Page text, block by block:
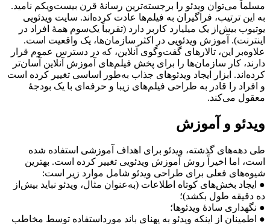
مسلماً می‌توان ویدئو را برجسته‌ترین رسانۀ قرن بیست‌ویکم نامید.
به ‌این ‌ترتیب، فراگیران به فیلم‌ها عادت کرده‌اند. سایت ویدئویی
یوتیوب بیش‌از یک میلیارد کاربر دارد (تقریباً یک‌سوم همۀ افراد در
اینترنت). آموزش ویدئویی در اکثر سازمان‌ها، یک واقعیت است.
علاوه‌بر این، تالار‌‌‌های گفت‌وگوی آنلاین، که در دسترس عموم قرار
دارند، کار سازمان‌ها را برای پخش فیلم‌های آموزش آنلاین آسان‌تر
کرده‌اند. ابزار ایجاد ویدئوهای جذاب به‌طور اساسی تغییر کرده است
و افراد را قادر به طراحی فیلم‌های زیبا و حرفه‌ای با یک بودجۀ
معقول می‌کند.
ویدئو و آموزش
طی دهه‌‌‌های گذشته، ویدئو برای اهداف آموزشی استفاده ‌شده
است، اما اخیراً روش آموزش ویدئویی تغییر کرده است. بهترین
شیوه‌های فعلی برای طراحی ویدئو شامل موارد زیر است:
● ایجاد بخش‌های کوتاه اطلاعات (به‌عنوان ‌مثال، ویدئو نباید بیش‌از
ده دقیقه طول بکشد)؛
● نگهداری سادۀ ویدئوها؛
● اطمینان از اینکه ویدئو به پهنای باند مورداستفاده توسط مخاطب